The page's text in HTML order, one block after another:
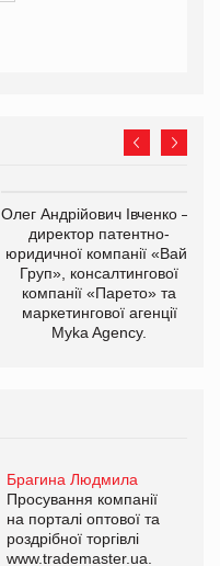
Олег Андрійович Івченко —
директор патентно-
юридичної компанії «Вайз
Груп», консалтингової
компанії «Парето» та
маркетингової агенції
Myka Agency.
Брагина Людмила
Просування компанії
на порталі оптової та
роздрібної торгівлі
www.trademaster.ua.